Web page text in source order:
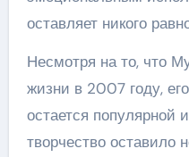
оставляет никого
Несмотря на то, что
жизни в 2007 году,
остается
творчество оставило